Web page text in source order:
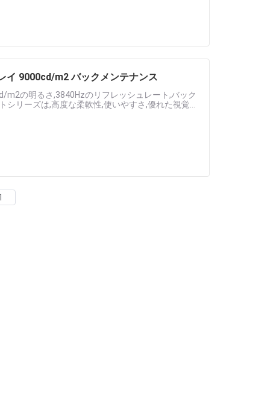
イ 9000cd/m2 バックメンテナンス
m2の明るさ,3840Hzのリフレッシュレート,バック
リーズは,高度な柔軟性,使いやすさ,優れた視覚性